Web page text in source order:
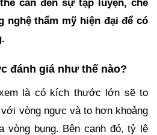
cần đến sự tập luyện, chế
nghệ thẩm mỹ hiện đại để có
đánh giá như thế nào?
là có kích thước lớn sẽ to
vòng ngực và to hơn khoảng
vòng bụng. Bên cạnh đó, tỷ lệ